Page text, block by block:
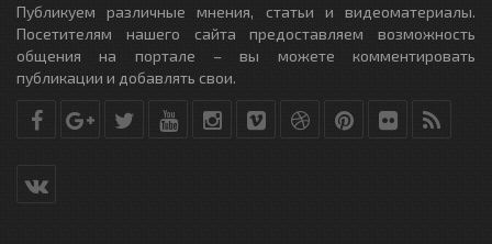
Публикуем различные мнения, статьи и видеоматериалы.
Посетителям нашего сайта предоставляем возможность
общения на портале – вы можете комментировать
публикации и добавлять свои.